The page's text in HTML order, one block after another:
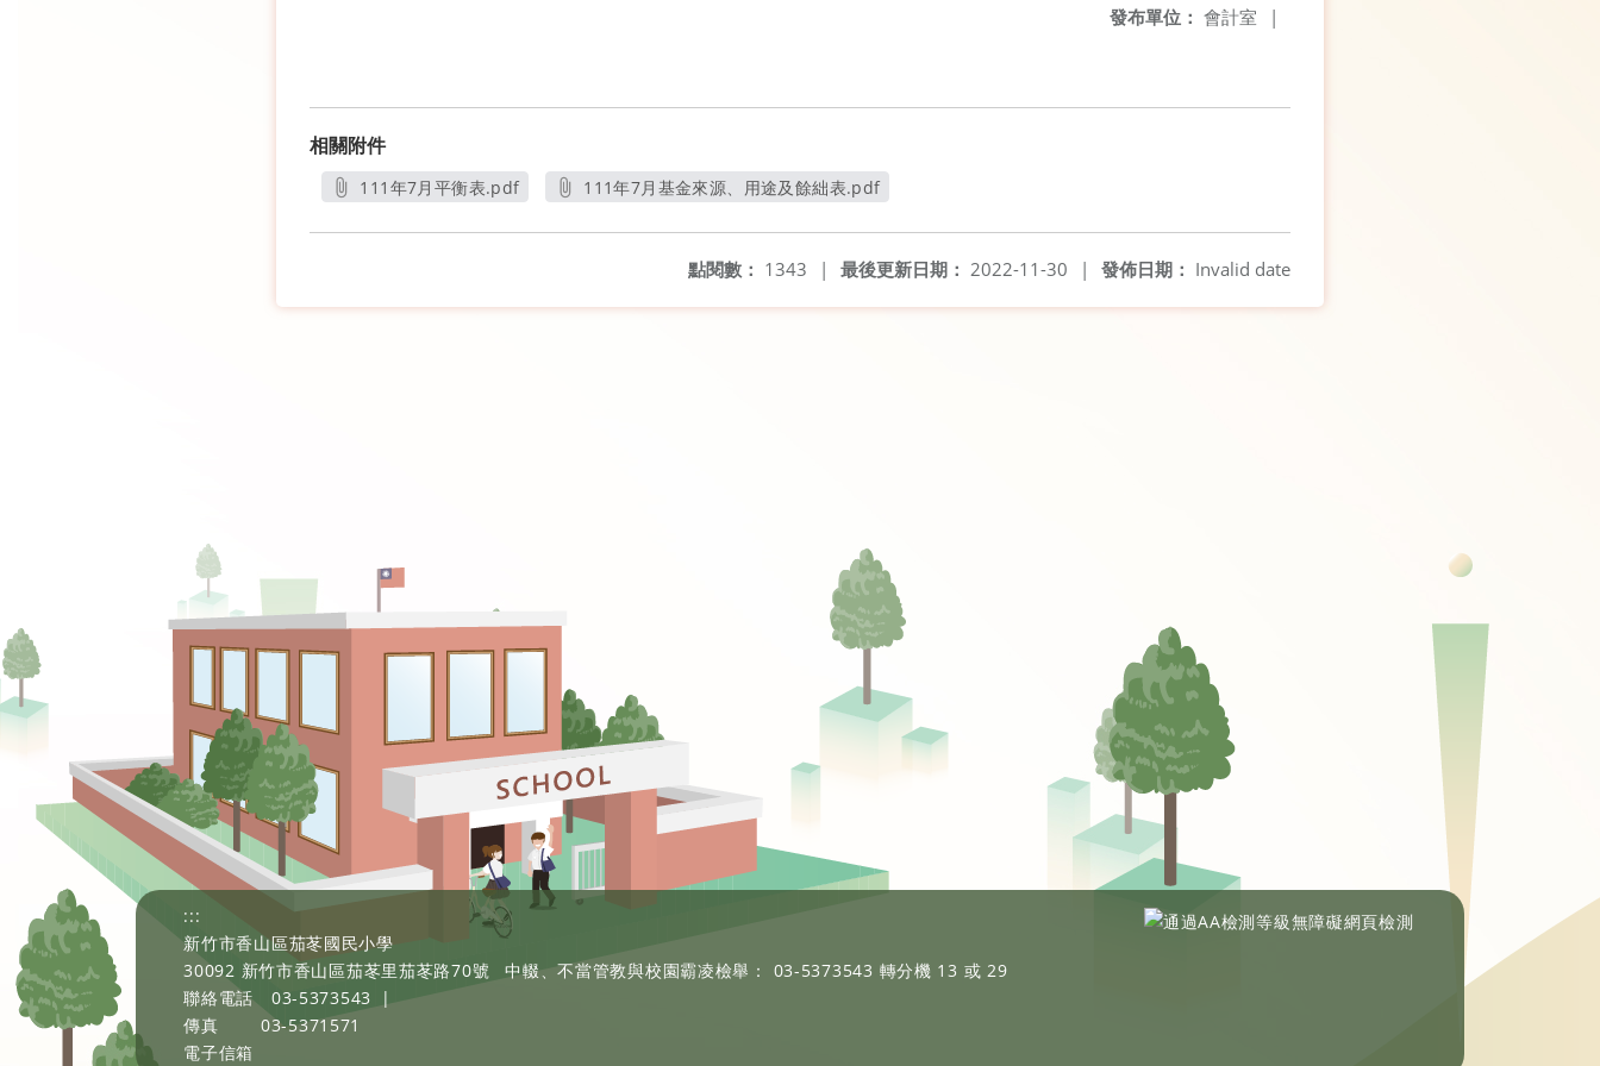
發布單位： 會計室 |
相關附件
111年7月平衡表.pdf
111年7月基金來源、用途及餘絀表.pdf
發佈日期： Invalid date
最後更新日期： 2022-11-30 |
點閱數： 1343 |
:::
新竹市香山區茄苳國民小學
30092 新竹市香山區茄苳里茄苳路70號
中輟、不當管教與校園霸凌檢舉： 03-5373543 轉分機 13 或 29
聯絡電話
03-5373543
|
傳真
03-5371571
電子信箱